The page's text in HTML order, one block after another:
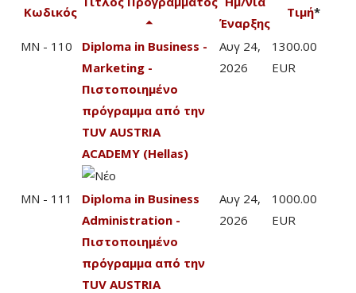
Κωδικός
Έναρξης
Τιμή*
MN - 110
Diploma in Business -
Marketing -
Πιστοποιημένο
πρόγραμμα από την
TUV AUSTRIA
ACADEMY (Hellas)
Αυγ 24,
2026
1300.00
EUR
MN - 111
Diploma in Business
Administration -
Πιστοποιημένο
πρόγραμμα από την
TUV AUSTRIA
Αυγ 24,
2026
1000.00
EUR